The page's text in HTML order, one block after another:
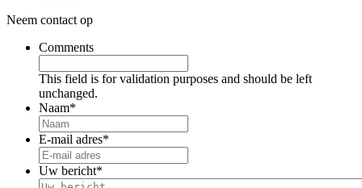
Neem contact op
Comments
This field is for validation purposes and should be left
unchanged.
Naam*
E-mail adres*
Uw bericht*